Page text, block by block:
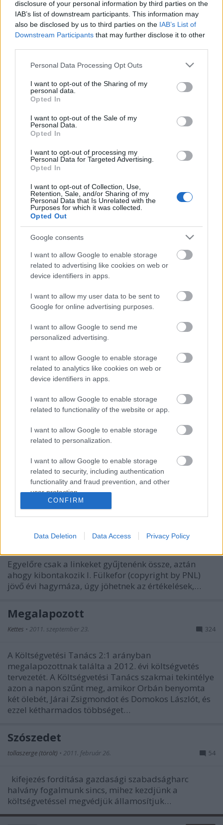
disclosure of your personal information by third parties on the
IAB’s list of downstream participants. This information may
also be disclosed by us to third parties on the IAB’s List of
Downstream Participants that may further disclose it to other
Please note that this website/app uses one or more Google
not limited to your visit or usage behaviour. You may click to
grant or deny consent to Google and its third-party tags to
use your data for below specified purposes in below Google
consent section.
Personal Data Processing Opt Outs
I want to opt-out of the Sharing of my
personal data.
Opted In
I want to opt-out of the Sale of my
Personal Data.
Opted In
I want to opt-out of processing my
Personal Data for Targeted Advertising.
Opted In
I want to opt-out of Collection, Use,
Retention, Sale, and/or Sharing of my
Personal Data that Is Unrelated with the
Purposes for which it was collected.
Opted Out
Google consents
I want to allow Google to enable storage
related to advertising like cookies on web or
device identifiers in apps.
I want to allow my user data to be sent to
Google for online advertising purposes.
I want to allow Google to send me
personalized advertising.
I want to allow Google to enable storage
related to analytics like cookies on web or
device identifiers in apps.
I want to allow Google to enable storage
related to functionality of the website or app.
I want to allow Google to enable storage
related to personalization.
I want to allow Google to enable storage
related to security, including authentication
functionality and fraud prevention, and other
user protection.
CONFIRM
Data Deletion Data Access Privacy Policy
dokumentum
Kettes• 2012. június 16.
Matolcsy György gazdasági miniszter június 14-én
benyújtotta a parlamentnek a költségvetési törvényt.
benyújtottál egyet, és annak se lett jó vége. Azt a
költségvetést decemberben fogadta el a parlament,
Egy? Mind!
Pásztörperc•2012. február 23.
magyarországi helyzetről, és ebben „súlyos
aggodalmát” fejezte ki, mert úgy látja, hogy
Magyarországon bajok vannak „a demokrácia
gyakorlásával, a jogállamisággal, az emberi és
Kósa Lajos és a kedves ukrán hölgy
jotunder•2011. október 18.
Ez a poszt nem arról szól, hogy Kósa Lajos hazudott.
Nem is arról szól, hogy amikor Mr Twenty Percent
bekapcsolja a mikrofont, a forint már tudja, mit kell
tenni, és megy szépen lefelé az altalajba. Ez a poszt
arról szól, hogy Kósa Lajos, a bihari macho-k
utánozhatatlan…
Monkey business
2011. október 14.
Eljött az az ünnepélyes pillanat, amikor Domokos
Lászlónak és Járai Zsigmondnak le kellene
mondaniuk a Költségvetési Tanácsi
megbízatásukról. Domokosnak értelemszerűen első
sorban az ÁSZ-elnöki megbízatásáról, mivel ebből
fakad a tanácsi tagsága. Ez a két ember ugyanis…
A jövő elkezdődött - így készül a
2012-es költségvetés
sajtohuba•2011. szeptember 30.
Egyelőre csak a linkeket gyűjtenénk össze, aztán
ahogy kibontakozik I. Fülkefor (copyright by PNL)
jövő évi hagymáza, úgy jöhetnek az értékelések,…
Megalapozott
Kettes • 2011. szeptember 23. 324
A Költségvetési Tanács 2:1 arányban
megalapozottnak találta a 2012. évi költségvetés
tervezetét. A Költségvetési Tanács szakmai tekintélye
azon a napon szűnt meg, amikor Orbán benyomta
két ölebét, Járai Zsigmondot és Domokos Lászlót, és
ezzel kétharmados többséget…
Szószedet
tollaszerge (törölt) • 2011. február 26. 54
kifejezés fordítása gazdasági szabadságharc
halvány fogalmunk sincs, mihez kezdjünk a
költségvetéssel megvédjük államosítjuk…